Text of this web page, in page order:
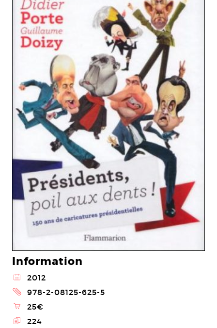
Information
@ 2012
2 978-2-08125-625-5
\ 25€
E 224